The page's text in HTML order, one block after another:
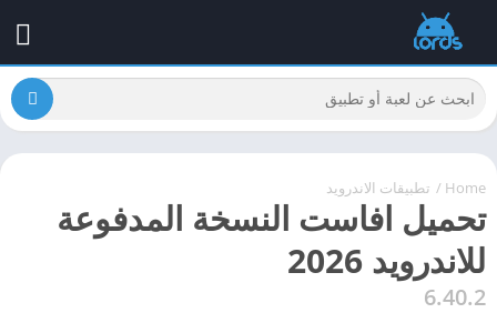
Home
/ تطبيقات الاندرويد
تحميل افاست النسخة المدفوعة
للاندرويد 2026
6.40.2